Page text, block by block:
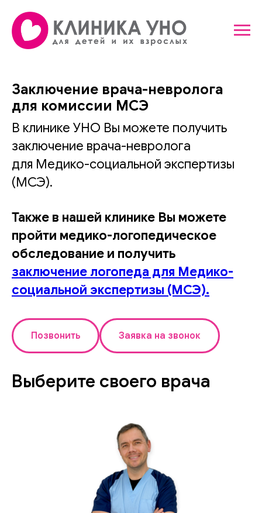
Заключение врача-невролога
для комиссии МСЭ
В клинике УНО Вы можете получить
заключение врача-невролога
для Медико-социальной экспертизы
(МСЭ).
Также в нашей клинике Вы можете
пройти медико-логопедическое
обследование и получить
заключение логопеда для Медико-
социальной экспертизы (МСЭ).
Позвонить Заявка на звонок
Выберите своего врача